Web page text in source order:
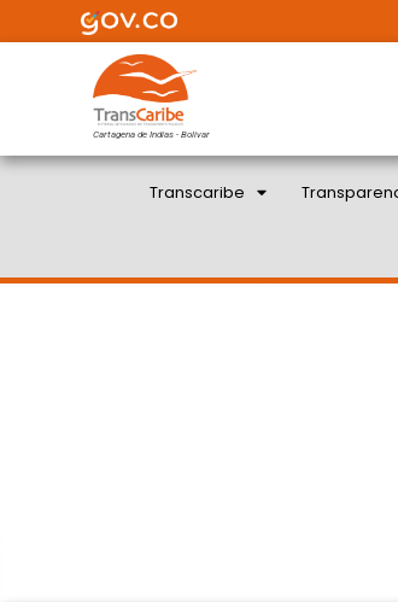
Cartagena de Indias - Bolivar
Transcaribe